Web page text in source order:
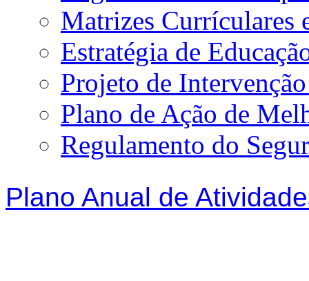
Matrizes Currículares
Estratégia de
Projeto de
Plano de Ação de
Regulamento do
Plano Anual de